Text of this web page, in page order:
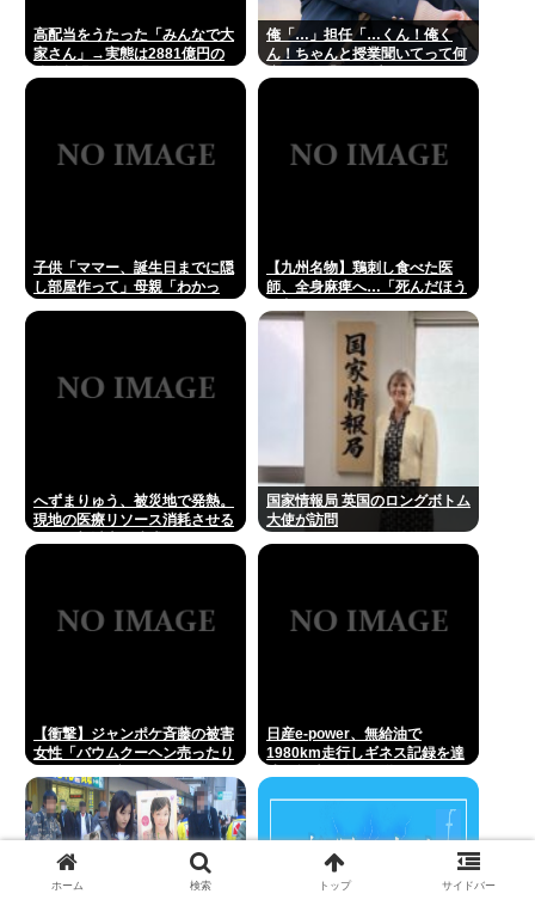
高配当をうたった「みんなで大
家さん」→実態は2881億円の
俺「…」担任「…くん！俺く
ん！ちゃんと授業聞いてって何
子供「ママー、誕生日までに隠
し部屋作って」母親「わかっ
【九州名物】鶏刺し食べた医
師、全身麻痺へ…「死んだほう
へずまりゅう、被災地で発熱。
現地の医療リソース消耗させる
国家情報局 英国のロングボトム
大使が訪問
【衝撃】ジャンポケ斉藤の被害
女性「バウムクーヘン売ったり
から示談しなかった」←コレっ
てさ…
日産e-power、無給油で
1980km走行しギネス記録を達
ホーム 検索 トップ サイドバー